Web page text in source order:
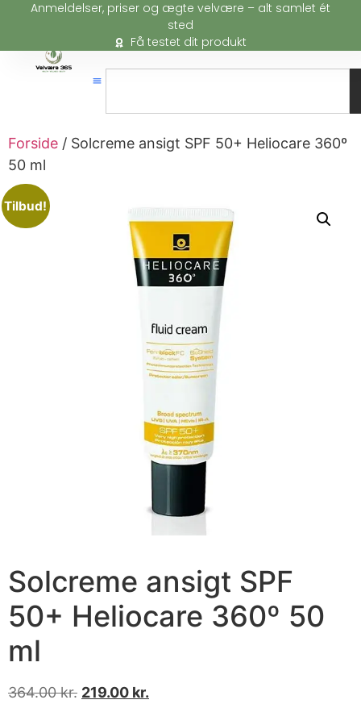
Anmeldelser, priser og ægte velvære – alt samlet ét
sted
Få testet dit produkt
Forside / Solcreme ansigt SPF 50+ Heliocare 360º
50 ml
Tilbud!
Solcreme ansigt SPF
50+ Heliocare 360º 50
ml
364.00kr. 219.00 kr.